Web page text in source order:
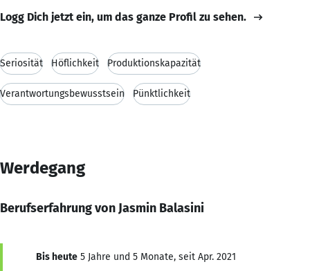
Logg Dich jetzt ein, um das ganze Profil zu sehen.
Seriosität Höflichkeit Produktionskapazität
Verantwortungsbewusstsein Pünktlichkeit
Werdegang
Berufserfahrung von Jasmin Balasini
Bis heute 5 Jahre und 5 Monate, seit Apr. 2021